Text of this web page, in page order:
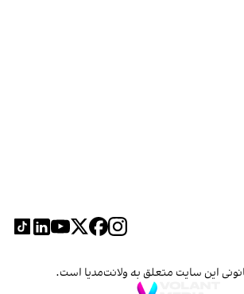
این سایت متعلق به ولانت‌مدیا است.